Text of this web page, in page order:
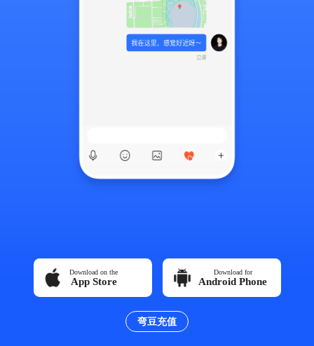
Download on the
App Store
Download for
Android Phone
弯豆充值